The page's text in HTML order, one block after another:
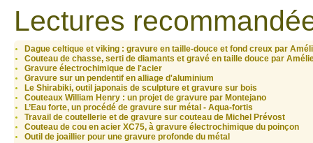
Lectures
Dague celtique et viking : gravure en taille-douce et fond creux par
Couteau de chasse, serti de diamants et gravé en taille douce par
Gravure électrochimique de l'acier
Gravure sur un pendentif en alliage d'aluminium
Le Shirabiki, outil japonais de sculpture et gravure sur bois
Couteaux William Henry : un projet de gravure par Montejano
L’Eau forte, un procédé de gravure sur métal - Aqua-fortis
Travail de coutellerie et de gravure sur couteau de Michel Prévost
Couteau de cou en acier XC75, à gravure électrochimique du poinçon
Outil de joaillier pour une gravure profonde du métal